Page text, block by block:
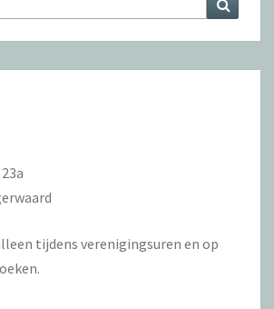
tijdens verenigingsuren en op